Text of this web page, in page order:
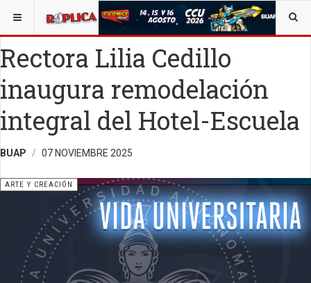
ESTÁ AQUÍ: ARTE
Rectora Lilia Cedillo
inaugura remodelación
integral del Hotel-Escuela
BUAP 07 NOVIEMBRE 2025
ARTE Y CREACIÓN